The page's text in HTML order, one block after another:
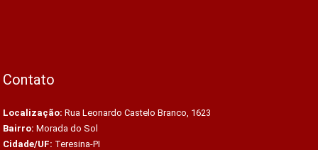
Contato
Localização: Rua Leonardo Castelo Branco, 1623
Bairro: Morada do Sol
Cidade/UF: Teresina-PI